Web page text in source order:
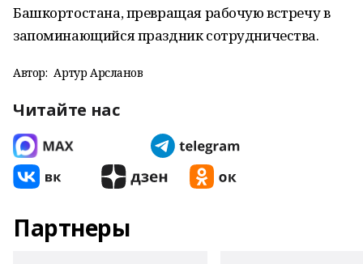
Башкортостана, превращая рабочую встречу в
запоминающийся праздник сотрудничества.
Автор: Артур Арсланов
Читайте нас
Партнеры